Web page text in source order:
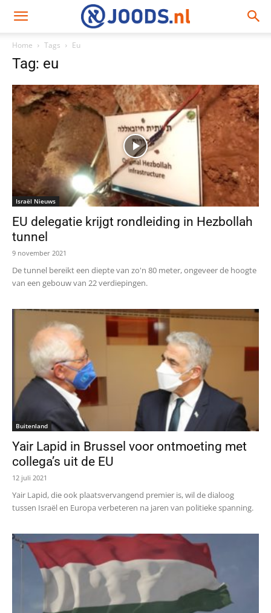
Home Tags Eu
Tag: eu
Israël Nieuws
EU delegatie krijgt rondleiding in Hezbollah
tunnel
9 november 2021
De tunnel bereikt een diepte van zo'n 80 meter, ongeveer de hoogte
van een gebouw van 22 verdiepingen.
Buitenland
Yair Lapid in Brussel voor ontmoeting met
collega’s uit de EU
12 juli 2021
Yair Lapid, die ook plaatsvervangend premier is, wil de dialoog
tussen Israël en Europa verbeteren na jaren van politieke spanning.